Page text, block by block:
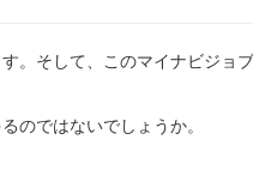
。そして、このマイナビジョブ
のではないでしょうか。